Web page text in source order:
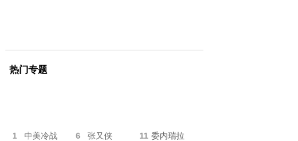
热门专题
1 中美冷战 6 张又侠 11 委内瑞拉